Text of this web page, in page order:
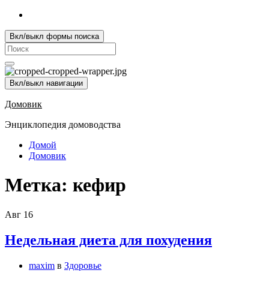
Вкл/выкл формы поиска
Search
for:
Вкл/выкл навигации
Домовик
Энциклопедия домоводства
Домой
Домовик
Метка: кефир
Авг 16
Недельная диета для похудения
maxim в Здоровье